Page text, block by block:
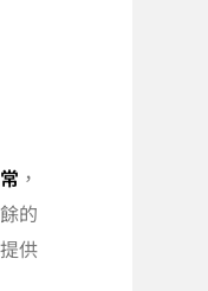
，
的
供